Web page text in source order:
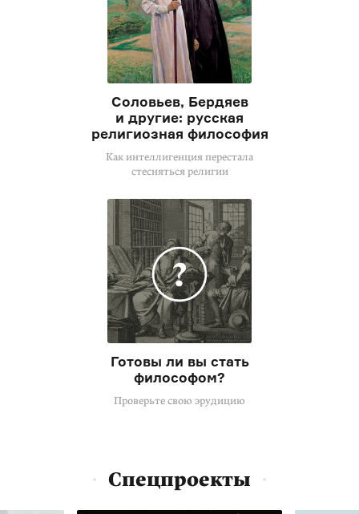
Соловьев, Бердяев
и другие: русская
религиозная философия
Как интеллигенция перестала
стесняться религии
Готовы ли вы стать
философом?
Проверьте свою эрудицию
Спецпроекты